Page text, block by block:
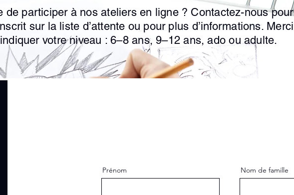
de participer à nos ateliers en ligne ? Contactez-nous pour
sur la liste d’attente ou pour plus d’informations. Merci
votre niveau : 6–8 ans, 9–12 ans, ado ou adulte.
Prénom Nom de famille